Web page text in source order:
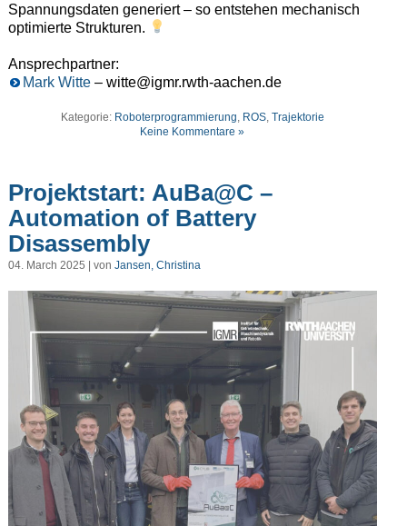
Spannungsdaten generiert – so entstehen mechanisch
optimierte Strukturen.
Ansprechpartner:
Mark Witte– witte@igmr.rwth-aachen.de
Kategorie: Roboterprogrammierung ROS, Trajektorie
Keine Kommentare »
Projektstart: AuBa@C –
Automation of Battery
Disassembly
04. March 2025 | von Jansen, Christina